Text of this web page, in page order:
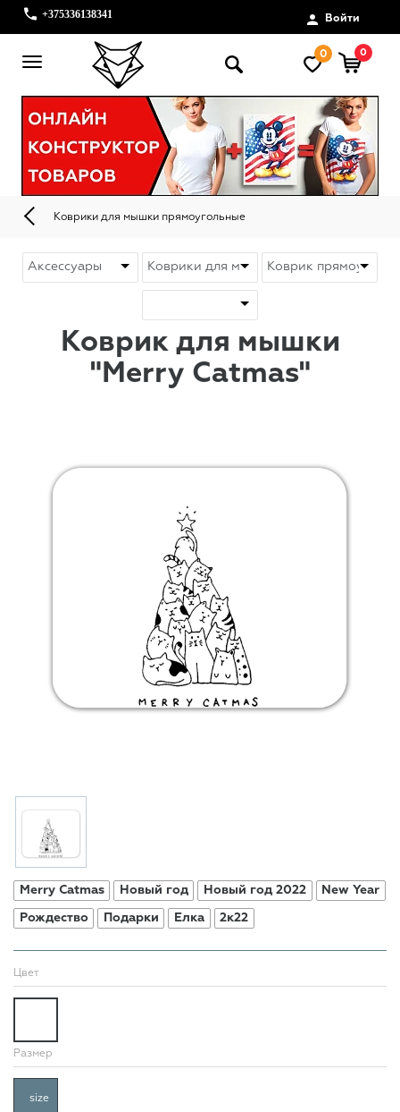
+375336138341 Войти
0 0
Коврики для мышки прямоугольные
Коврик для мышки
"Merry Catmas"
Merry Catmas Новый год Новый год 2022 New Year
Рождество Подарки Елка 2к22
Цвет
Размер
size